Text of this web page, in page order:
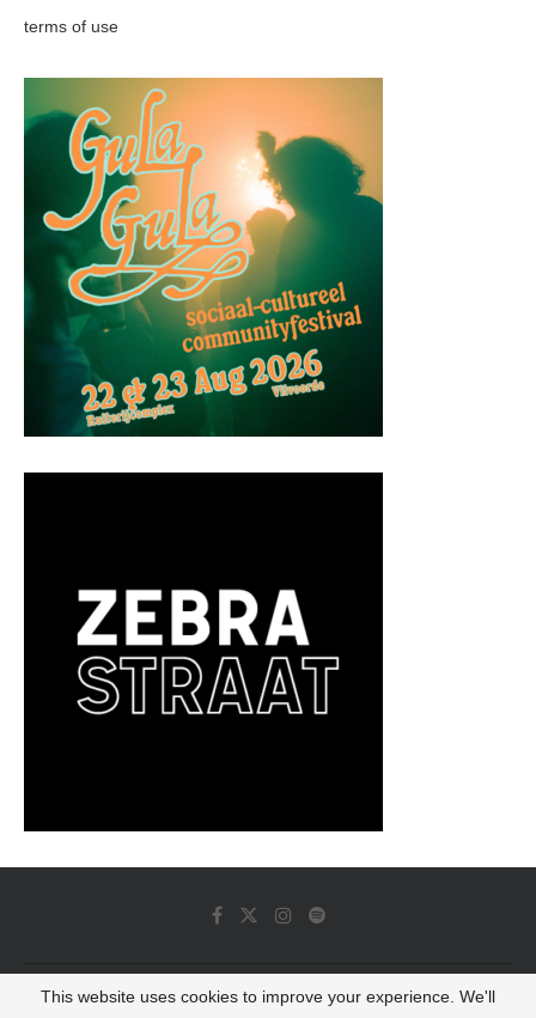
terms of use
© 2022 - Luminous Dash All Rights Reserved
This website uses cookies to improve your experience. We'll